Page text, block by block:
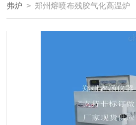
弗炉 > 郑州熔喷布残胶气化高温炉